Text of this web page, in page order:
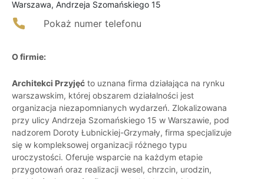
Warszawa, Andrzeja Szomańskiego 15
Pokaż numer telefonu
O firmie:
Architekci Przyjęć to uznana firma działająca na rynku
warszawskim, której obszarem działalności jest
organizacja niezapomnianych wydarzeń. Zlokalizowana
przy ulicy Andrzeja Szomańskiego 15 w Warszawie, pod
nadzorem Doroty Łubnickiej-Grzymały, firma specjalizuje
się w kompleksowej organizacji różnego typu
uroczystości. Oferuje wsparcie na każdym etapie
przygotowań oraz realizacji wesel, chrzcin, urodzin,